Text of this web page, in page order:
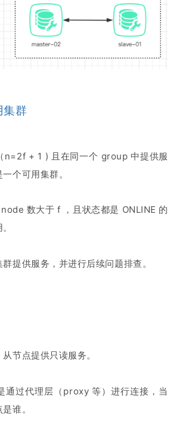
集群
n=2f + 1 ) 且在同一个 group 中提供服
个可用集群。
数大于 f ，且状态都是 ONLINE 的
提供服务，并进行后续问题排查。
节点提供只读服务。
通过代理层（proxy 等）进行连接，当
谁。